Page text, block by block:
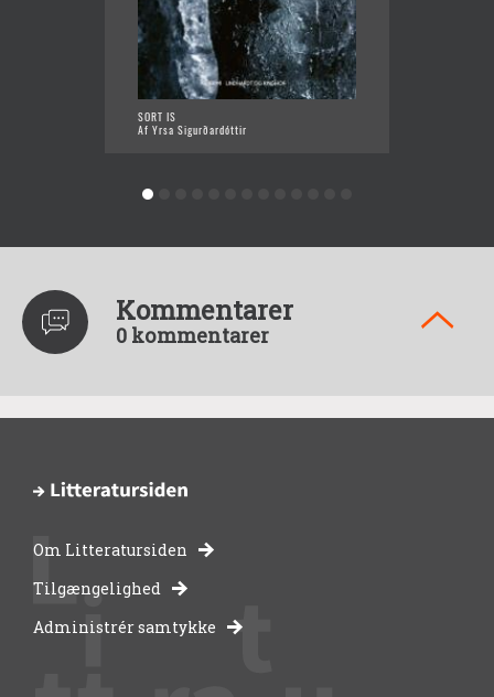
SORT IS
Af Yrsa Sigurðardóttir
Kommentarer
0 kommentarer
-
bibliotekernes
Om Litteratursiden
Tilgængelighed
Administrér samtykke